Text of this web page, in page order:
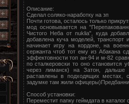
Описание:
Сделал соляко-наработку на зп
Почти готова, осталось только
мод основывается на
Чистого Неба от nuklia", куда
добавлена куча моделей, транспорт
начинает игру на кордоне, на
сержанта чтоб тот ему из Абакана
эффектовности топ ан-94 и м-82
по сталкеровски то оно
через лиманск) на Затон, дальше
раставлены в подходящих местах,
задумке там жили
Способ установки:
Переместит папку геймдата в каталог